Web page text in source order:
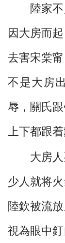
陸家不
因大房而
去害宋棠
不是大房
辱，關氏
上下都跟着
大房人
少人就将
陸欽被流
視為眼中